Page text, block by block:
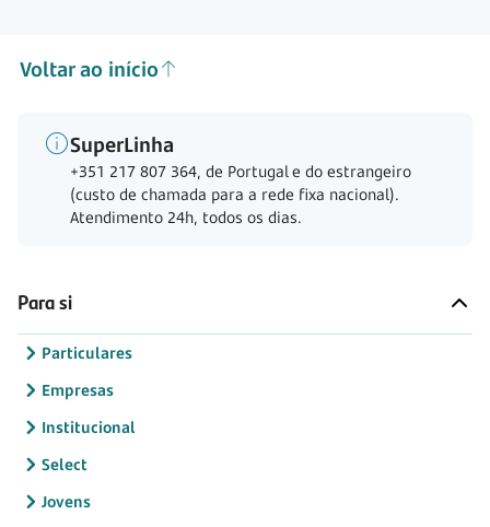
Voltar ao início
SuperLinha
+351 217 807 364, de Portugal e do estrangeiro
(custo de chamada para a rede fixa nacional).
Atendimento 24h, todos os dias.
Para si
Particulares
Empresas
Institucional
Select
Jovens